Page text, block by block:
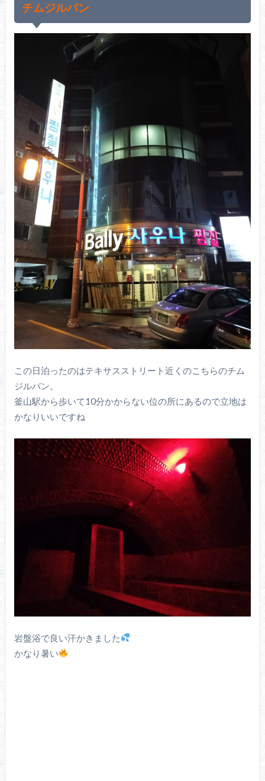
チムジルバン
この日泊ったのはテキサスストリート近くのこちらのチム
ジルバン。
釜山駅から歩いて10分かからない位の所にあるので立地は
かなりいいですね
岩盤浴で良い汗かきました
かなり暑い